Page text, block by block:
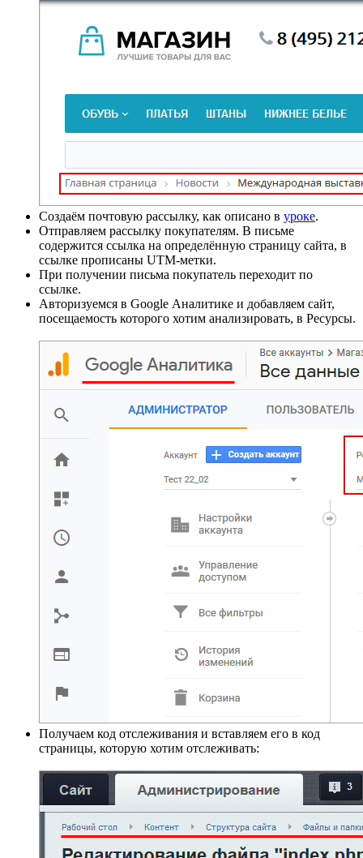
Создаём почтовую рассылку, как описано в уроке.
Отправляем рассылку покупателям. В письме
содержится ссылка на определённую страницу сайта, в
ссылке прописаны UTM-метки.
При получении письма покупатель переходит по
ссылке.
Авторизуемся в Google Аналитике и добавляем сайт,
посещаемость которого хотим анализировать, в Ресурсы.
Получаем код отслеживания и вставляем его в код
страницы, которую хотим отслеживать: